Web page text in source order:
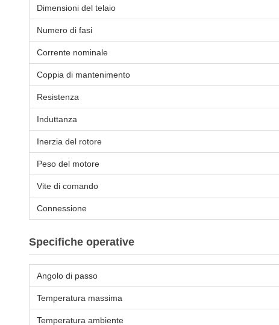
Dimensioni del telaio
Numero di fasi
Corrente nominale
Coppia di mantenimento
Resistenza
Induttanza
Inerzia del rotore
Peso del motore
Vite di comando
Connessione
Specifiche operative
Angolo di passo
Temperatura massima
Temperatura ambiente